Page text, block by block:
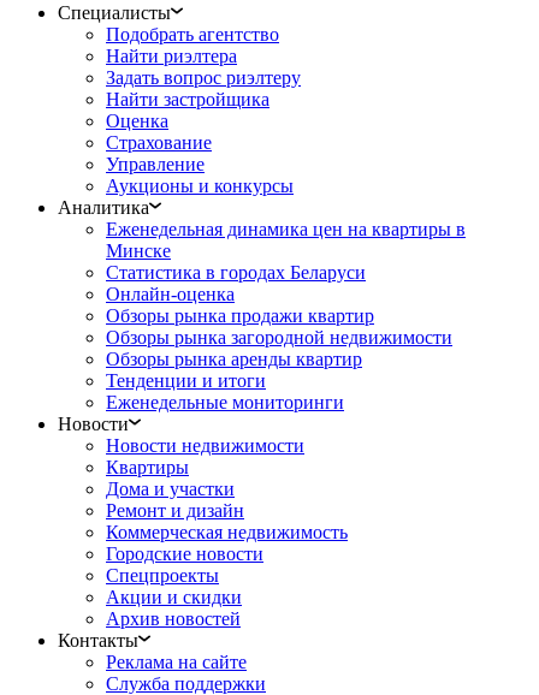
Специалисты
Подобрать агентство
Найти риэлтера
Задать вопрос риэлтеру
Найти застройщика
Оценка
Страхование
Управление
Аукционы и конкурсы
Аналитика
Еженедельная динамика цен на квартиры в
Минске
Статистика в городах Беларуси
Онлайн-оценка
Обзоры рынка продажи квартир
Обзоры рынка загородной недвижимости
Обзоры рынка аренды квартир
Тенденции и итоги
Еженедельные мониторинги
Новости
Новости недвижимости
Квартиры
Дома и участки
Ремонт и дизайн
Коммерческая недвижимость
Городские новости
Спецпроекты
Акции и скидки
Архив новостей
Контакты
Реклама на сайте
Служба поддержки